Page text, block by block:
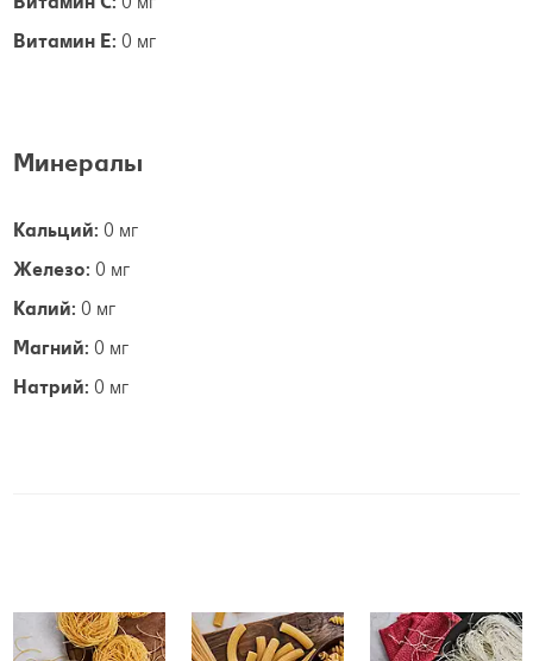
Витамин E: 0 мг
Минералы
Кальций: 0 мг
Железо: 0 мг
Калий: 0 мг
Магний: 0 мг
Натрий: 0 мг